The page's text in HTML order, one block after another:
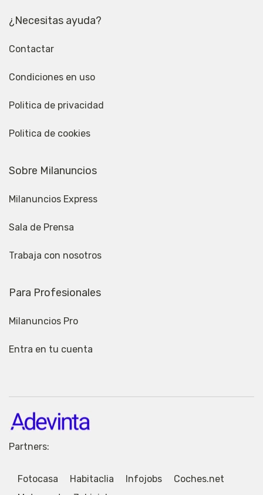
¿Necesitas ayuda?
Contactar
Condiciones en uso
Politica de privacidad
Politica de cookies
Sobre Milanuncios
Milanuncios Express
Sala de Prensa
Trabaja con nosotros
Para Profesionales
Milanuncios Pro
Entra en tu cuenta
Partners:
Fotocasa Habitaclia Infojobs
Coches.net